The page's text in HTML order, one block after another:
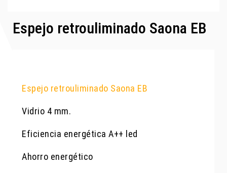
Espejo retrouliminado Saona EB
Espejo retrouliminado Saona EB
Vidrio 4 mm.
Eficiencia energética A++ led
Ahorro energético